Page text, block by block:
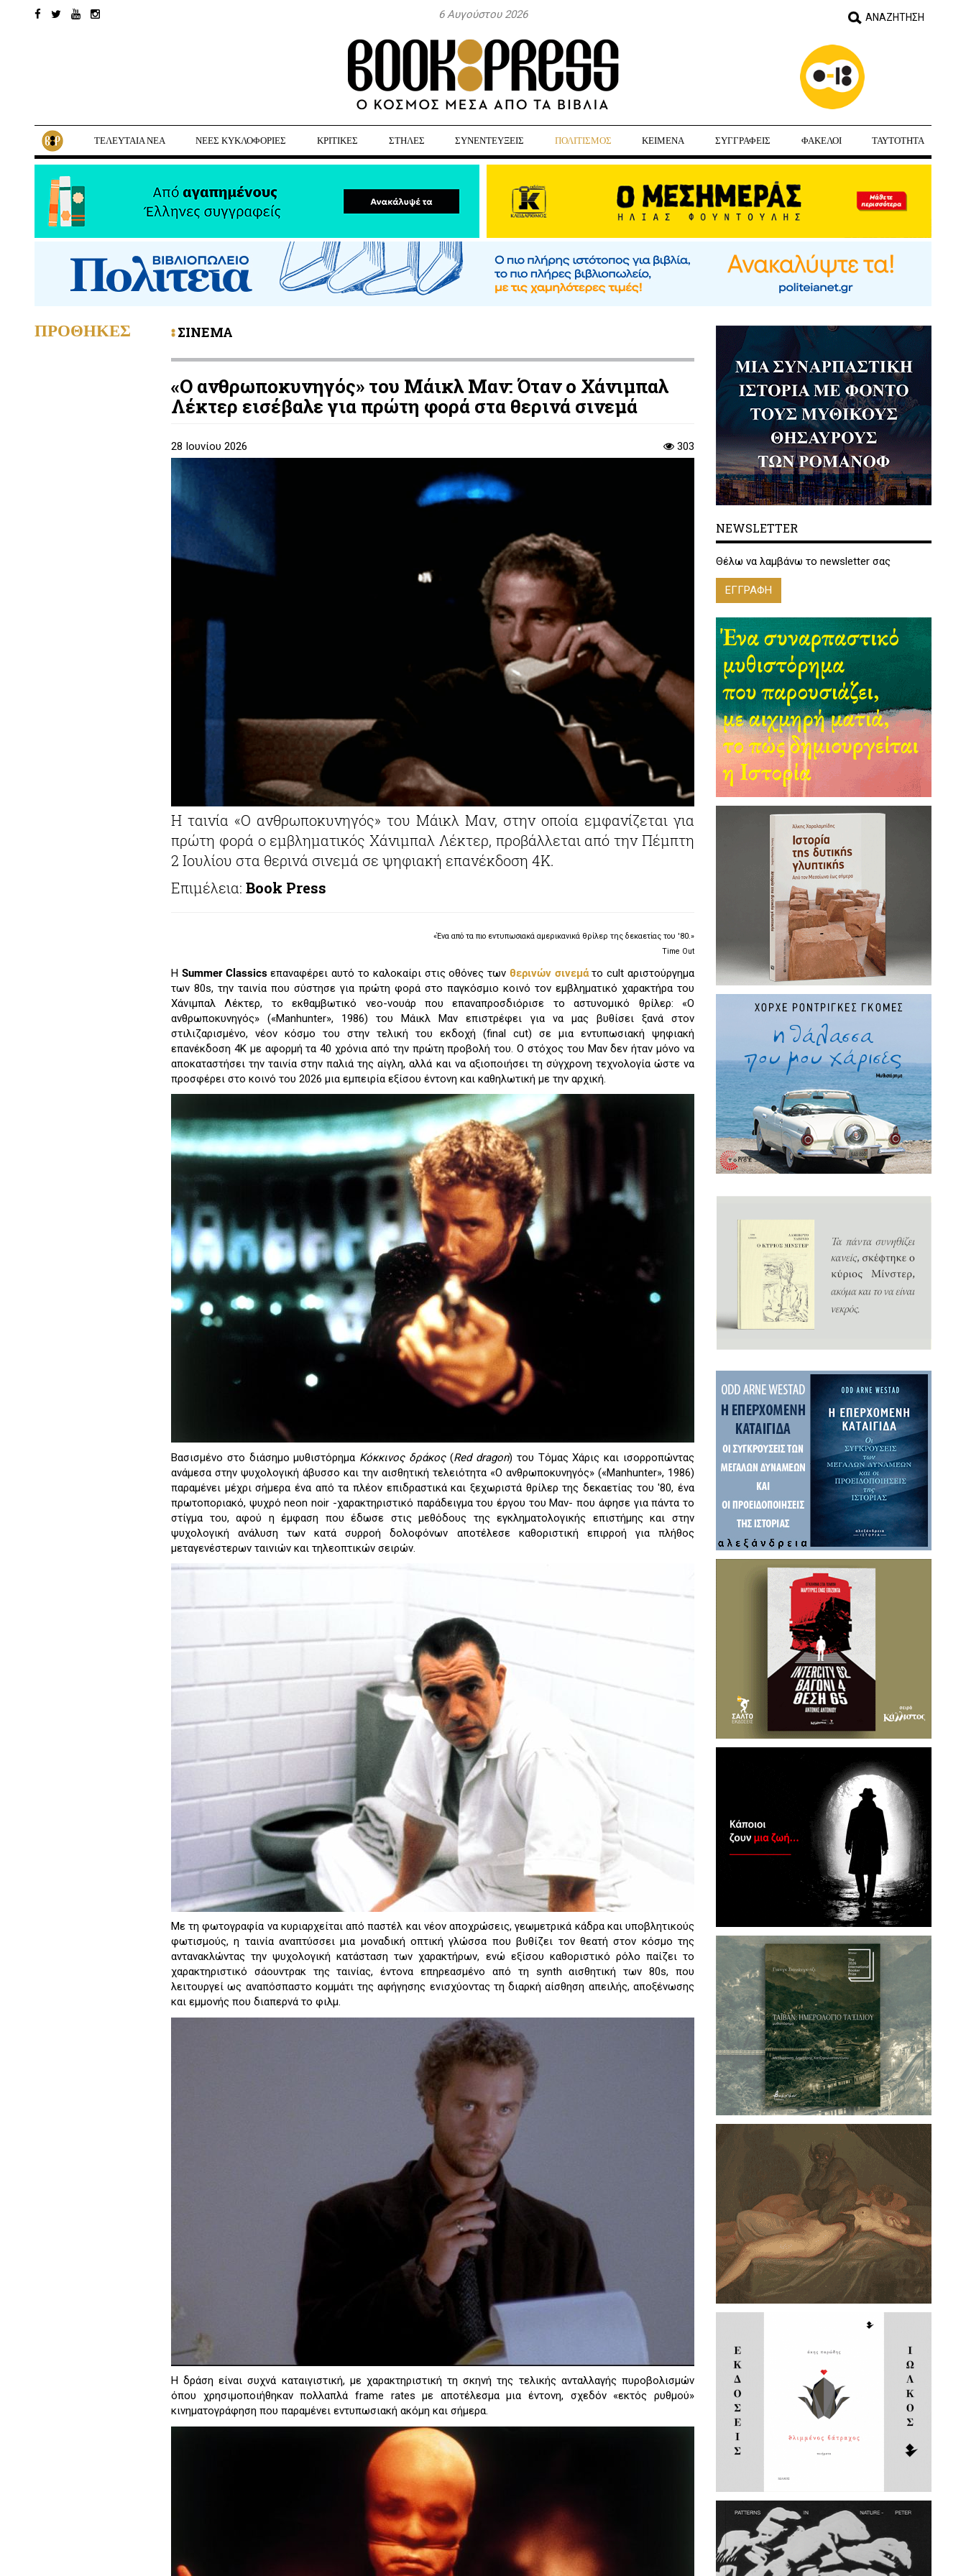
6 Αυγούστου 2026
ΤΕΛΕΥΤΑΙΑ ΝΕΑ ΝΕΕΣ ΚΥΚΛΟΦΟΡΙΕΣ ΚΡΙΤΙΚΕΣ ΣΤΗΛΕΣ ΣΥΝΕΝΤΕΥΞΕΙΣ ΠΟΛΙΤΙΣΜΟΣ ΚΕΙΜΕΝΑ ΣΥΓΓΡΑΦΕΙΣ ΦΑΚΕΛΟΙ ΤΑΥΤΟΤΗΤΑ
ΣΙΝΕΜΑ
«Ο ανθρωποκυνηγός» του Μάικλ Μαν: Όταν ο Χάνιμπαλ
Λέκτερ εισέβαλε για πρώτη φορά στα θερινά σινεμά
28 Ιουνίου 2026 303
Η ταινία «Ο ανθρωποκυνηγός» του Μάικλ Μαν, στην οποία εμφανίζεται για
πρώτη φορά ο εμβληματικός Χάνιμπαλ Λέκτερ, προβάλλεται από την Πέμπτη
2 Ιουλίου στα θερινά σινεμά σε ψηφιακή επανέκδοση 4Κ.
Επιμέλεια: Book Press
«Ένα από τα πιο εντυπωσιακά αμερικανικά θρίλερ της δεκαετίας του '80.»
Time Out
Η Summer Classicsεπαναφέρει αυτό το καλοκαίρι στις οθόνες των θερινών σινεμάτο cult αριστούργημα
των 80s, την ταινία που σύστησε για πρώτη φορά στο παγκόσμιο κοινό τον εμβληματικό χαρακτήρα του
Χάνιμπαλ Λέκτερ, το εκθαμβωτικό νεο-νουάρ που επαναπροσδιόρισε το αστυνομικό θρίλερ: «Ο
ανθρωποκυνηγός» («Manhunter», 1986) του Μάικλ Μαν επιστρέφει για να μας βυθίσει ξανά στον
στιλιζαρισμένο, νέον κόσμο του στην τελική του εκδοχή (final cut) σε μια εντυπωσιακή ψηφιακή
επανέκδοση 4Κ με αφορμή τα 40 χρόνια από την πρώτη προβολή του. Ο στόχος του Μαν δεν ήταν μόνο να
αποκαταστήσει την ταινία στην παλιά της αίγλη, αλλά και να αξιοποιήσει τη σύγχρονη τεχνολογία ώστε να
προσφέρει στο κοινό του 2026 μια εμπειρία εξίσου έντονη και καθηλωτική με την αρχική.
Βασισμένο στο διάσημο μυθιστόρημα Κόκκινος δράκος(Red dragon) του Τόμας Χάρις και ισορροπώντας
ανάμεσα στην ψυχολογική άβυσσο και την αισθητική τελειότητα «Ο ανθρωποκυνηγός» («Manhunter», 1986)
παραμένει μέχρι σήμερα ένα από τα πλέον επιδραστικά και ξεχωριστά θρίλερ της δεκαετίας του '80, ένα
πρωτοποριακό, ψυχρό neon noir -χαρακτηριστικό παράδειγμα του έργου του Μαν- που άφησε για πάντα το
στίγμα του, αφού η έμφαση που έδωσε στις μεθόδους της εγκληματολογικής επιστήμης και στην
ψυχολογική ανάλυση των κατά συρροή δολοφόνων αποτέλεσε καθοριστική επιρροή για πλήθος
μεταγενέστερων ταινιών και τηλεοπτικών σειρών.
Με τη φωτογραφία να κυριαρχείται από παστέλ και νέον αποχρώσεις, γεωμετρικά κάδρα και υποβλητικούς
φωτισμούς, η ταινία αναπτύσσει μια μοναδική οπτική γλώσσα που βυθίζει τον θεατή στον κόσμο της
αντανακλώντας την ψυχολογική κατάσταση των χαρακτήρων, ενώ εξίσου καθοριστικό ρόλο παίζει το
χαρακτηριστικό σάουντρακ της ταινίας, έντονα επηρεασμένο από τη synth αισθητική των 80s, που
λειτουργεί ως αναπόσπαστο κομμάτι της αφήγησης ενισχύοντας τη διαρκή αίσθηση απειλής, αποξένωσης
και εμμονής που διαπερνά το φιλμ.
Η δράση είναι συχνά καταιγιστική, με χαρακτηριστική τη σκηνή της τελικής ανταλλαγής πυροβολισμών
όπου χρησιμοποιήθηκαν πολλαπλά frame rates με αποτέλεσμα μια έντονη, σχεδόν «εκτός ρυθμού»
κινηματογράφηση που παραμένει εντυπωσιακή ακόμη και σήμερα.
ΠΡΟΘΗΚΕΣ
NEWSLETTER
Θέλω να λαμβάνω το newsletter σας
ΕΓΓΡΑΦΗ